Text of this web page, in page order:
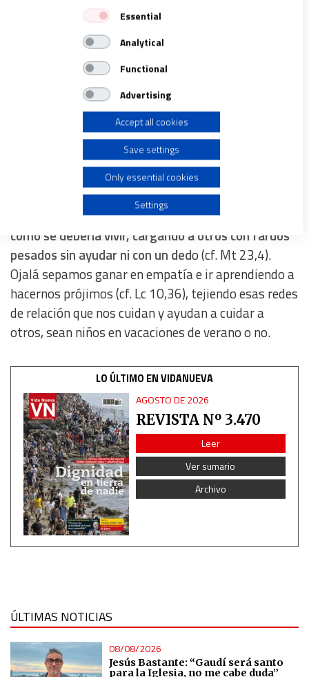
No estoy considerando que los niños deban estar
más tiempo en el colegio ni que haya un modelo
familiar mejor. No se trata de eso. Simplemente
constato que hay problemáticas y dificultades
cotidianas de las que, al menos yo, no soy
consciente en mi día a día y que esta es solo un
No es fácil sensibilizarnos con aquello que
no nos afecta directamente y resulta muy tentador
ser de los que lanzan sentencias rápidas sobre
cómo se debería vivir, cargando a otros con fardos
pesados sin ayudar ni con un dedo (cf. Mt 23,4).
Ojalá sepamos ganar en empatía e ir aprendiendo a
hacernos prójimos (cf. Lc 10,36), tejiendo esas redes
de relación que nos cuidan y ayudan a cuidar a
otros, sean niños en vacaciones de verano o no.
LO ÚLTIMO EN VIDANUEVA
AGOSTO DE 2026
REVISTA Nº 3.470
Leer
Ver sumario
Archivo
ÚLTIMAS NOTICIAS
08/08/2026
Jesús Bastante: “Gaudí será santo
para la Iglesia, no me cabe duda”
Your consent and the cookie policy applies solely to this website/app.
View Partner List (1 IAB Vendors)
We use your data for the following purposes:
IAB processing purposes:
Use limited data to select advertising
Create profiles for personalised advertising
Use profiles to select personalised advertising
Create profiles to personalise content
Use profiles to select personalised content
Measure advertising performance
Understand audiences through statistics or combinations
of data from different sources
Develop and improve services
Use limited data to select content
IAB Special Features:
Non-IAB processing purposes:
Essential
Analytical
Functional
Advertising
Accept all cookies
Save settings
Only essential cookies
Settings